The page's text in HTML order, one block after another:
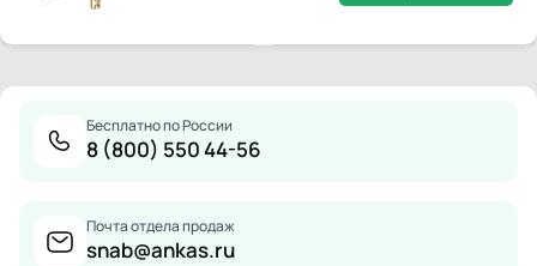
Бесплатно по России
8 (800) 550 44-56
Почта отдела продаж
snab@ankas.ru